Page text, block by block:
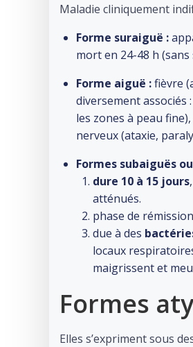
Maladie cliniquement
Forme suraiguë :
mort en 24-48 h (sans
Forme aiguë :fièvre
diversement
les zones à peau
nerveux (ataxie,
Formes subaiguës
dure 10 à 15 jours
atténués.
phase de
due à des
locaux
maigrissent et
Formes
Elles s’expriment sous